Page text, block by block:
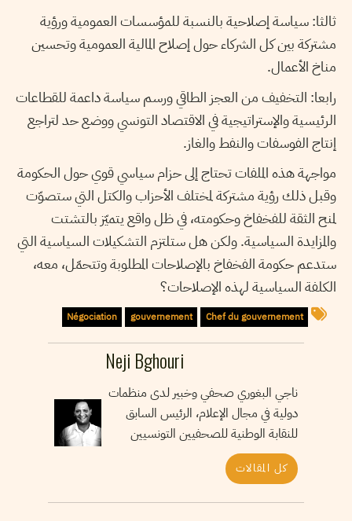
ثالثا: سياسة إصلاحية بالنسبة للمؤسسات العمومية ورؤية
مشتركة بين كل الشركاء حول إصلاح المالية العمومية وتحسين
مناخ الأعمال.
رابعا: التخفيف من العجز الطاقي ورسم سياسة داعمة للقطاعات
الرئيسية والإستراتيجية في الاقتصاد التونسي ووضع حد لتراجع
إنتاج الفوسفات والنفط والغاز.
مواجهة هذه الملفات تحتاج إلى حزام سياسي قوي حول الحكومة
وقبل ذلك رؤية مشتركة لمختلف الأحزاب والكتل التي ستصوّت
لمنح الثقة للفخفاخ وحكومته، في ظل واقع يتميّز بالتشتت
والمزايدة السياسية. ولكن هل ستلتزم التشكيلات السياسية التي
ستدعم حكومة الفخفاخ بالإصلاحات المطلوبة وتتحمّل، معه،
الكلفة السياسية لهذه الإصلاحات؟
Chef du gouvernement
gouvernement
Négociation
Neji Bghouri
ناجي البغوري صحفي وخبير لدى منظمات
دولية في مجال الإعلام، الرئيس السابق
للنقابة الوطنية للصحفيين التونسيين
كل المقالات